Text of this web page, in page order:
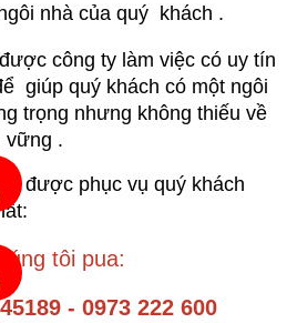
nhà của quý  khách .
công ty làm việc có uy tín
giúp quý khách có một ngôi
trọng nhưng không thiếu về
vững .
được phục vụ quý khách
tôi pua:
- 0973 222 600